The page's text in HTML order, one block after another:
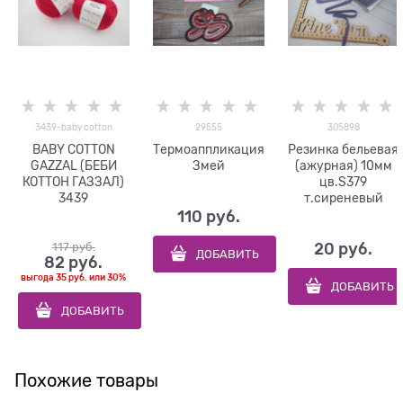
3439-baby cotton
BABY COTTON
GAZZAL (БЕБИ
КОТТОН ГАЗЗАЛ)
3439
117 руб.
82 руб.
выгода35 руб. или30%
ДОБАВИТЬ
29555
Термоаппликация
Змей
110 руб.
ДОБАВИТЬ
305898
Резинка бельевая
(ажурная) 10мм
цв.S379
т.сиреневый
20 руб.
ДОБАВИТЬ
Похожие товары